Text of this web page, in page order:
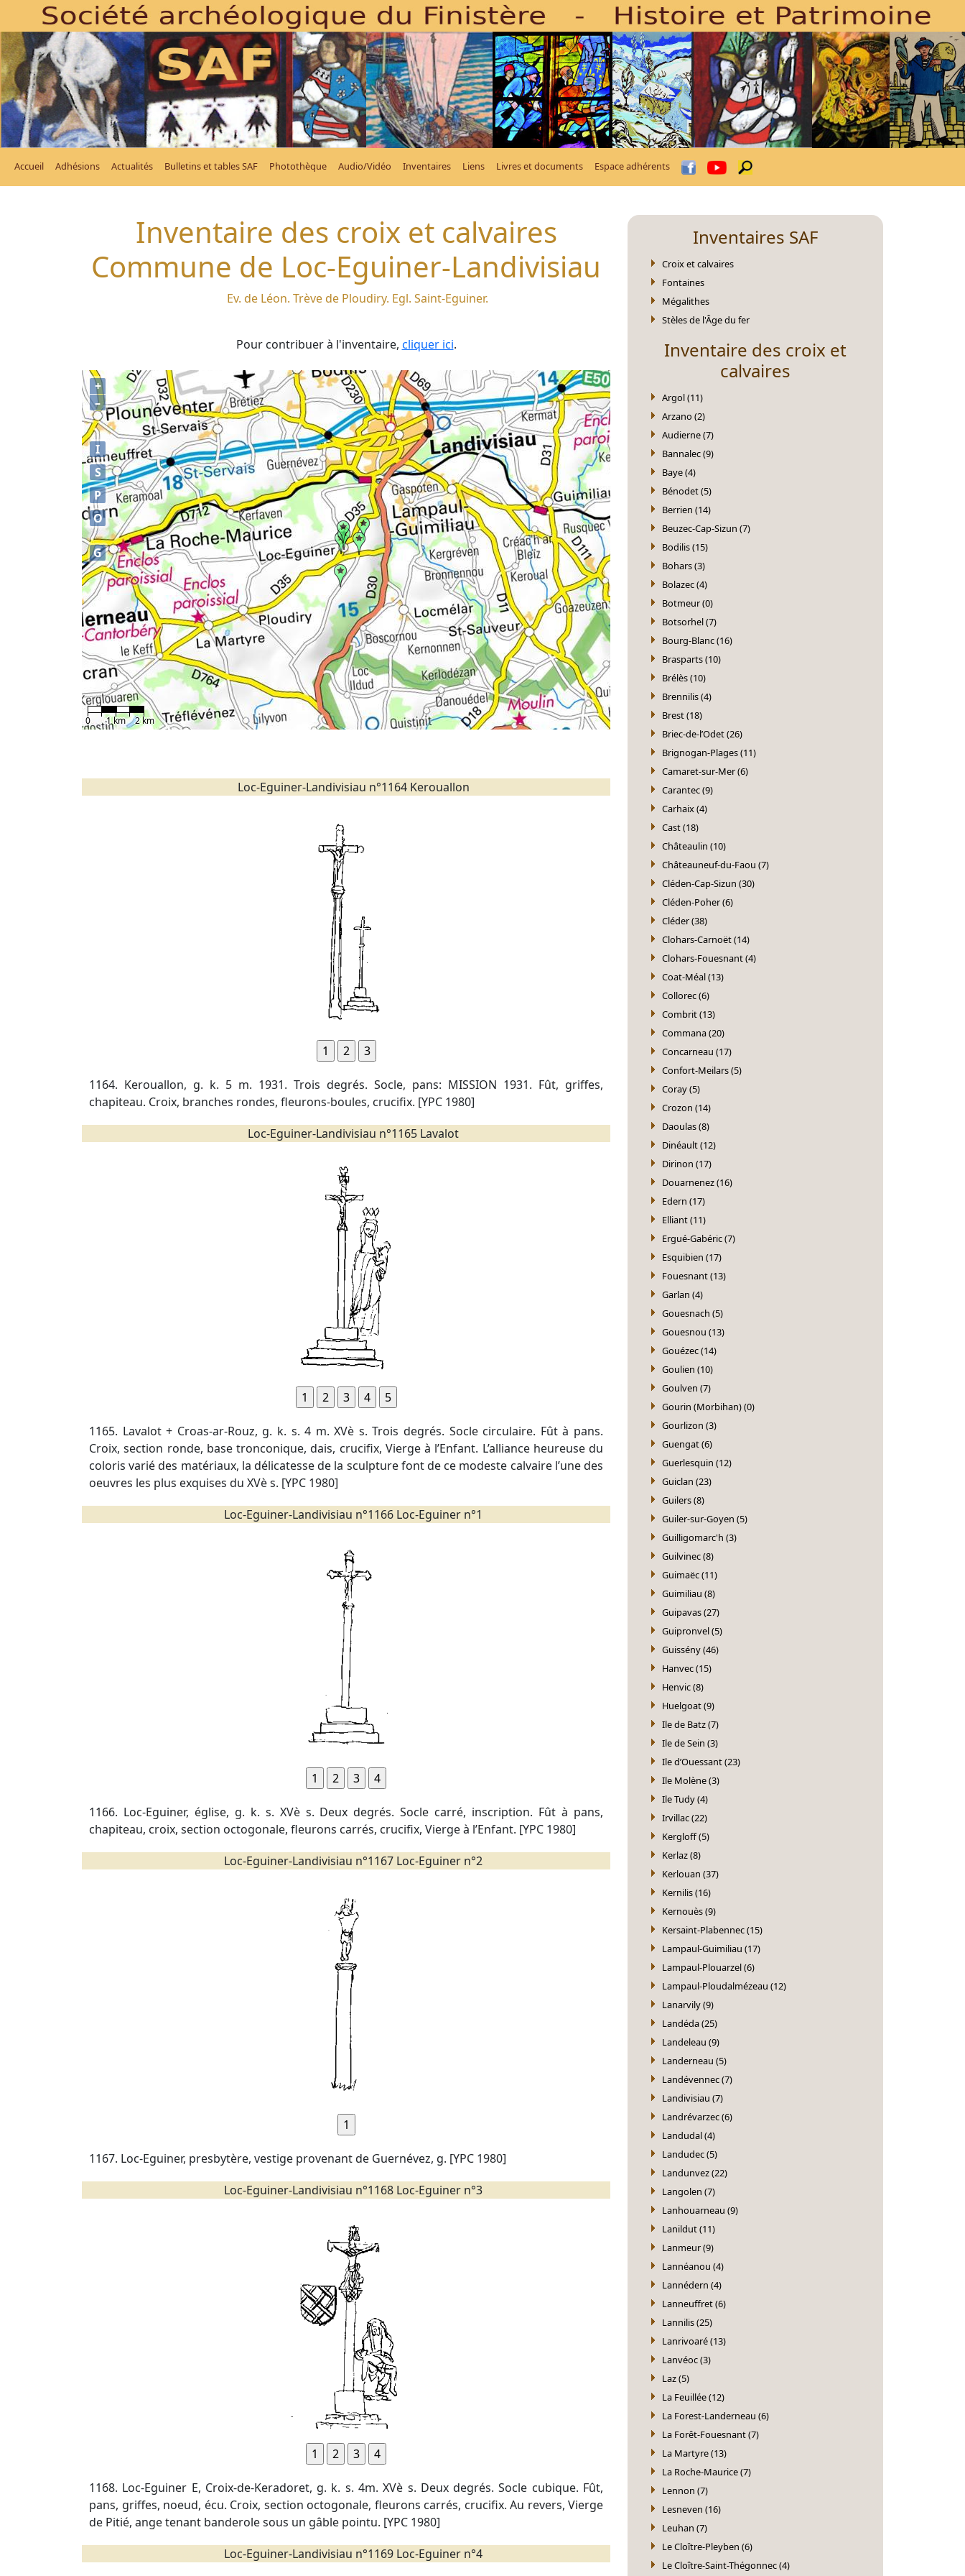
Accueil Adhésions Actualités Bulletins et tables SAF Photothèque Audio/Vidéo Inventaires Liens Livres et documents Espace adhérents
Inventaire des croix et calvaires
Commune de Loc-Eguiner-Landivisiau
Ev. de Léon. Trève de Ploudiry. Egl. Saint-Eguiner.
Pour contribuer à l'inventaire, cliquer ici.
+
–
0 1 km 2 km
I
S
P
O
G
Loc-Eguiner-Landivisiau n°1164 Kerouallon
1164. Kerouallon, g. k. 5 m. 1931. Trois degrés. Socle, pans: MISSION 1931. Fût, griffes,
chapiteau. Croix, branches rondes, fleurons-boules, crucifix. [YPC 1980]
Loc-Eguiner-Landivisiau n°1165 Lavalot
1165. Lavalot + Croas-ar-Rouz, g. k. s. 4 m. XVè s. Trois degrés. Socle circulaire. Fût à pans.
Croix, section ronde, base tronconique, dais, crucifix, Vierge à l’Enfant. L’alliance heureuse du
coloris varié des matériaux, la délicatesse de la sculpture font de ce modeste calvaire l’une des
oeuvres les plus exquises du XVè s. [YPC 1980]
Loc-Eguiner-Landivisiau n°1166 Loc-Eguiner n°1
1166. Loc-Eguiner, église, g. k. s. XVè s. Deux degrés. Socle carré, inscription. Fût à pans,
chapiteau, croix, section octogonale, fleurons carrés, crucifix, Vierge à l’Enfant. [YPC 1980]
Loc-Eguiner-Landivisiau n°1167 Loc-Eguiner n°2
1167. Loc-Eguiner, presbytère, vestige provenant de Guernévez, g. [YPC 1980]
Loc-Eguiner-Landivisiau n°1168 Loc-Eguiner n°3
1168. Loc-Eguiner E, Croix-de-Keradoret, g. k. s. 4m. XVè s. Deux degrés. Socle cubique. Fût,
pans, griffes, noeud, écu. Croix, section octogonale, fleurons carrés, crucifix. Au revers, Vierge
de Pitié, ange tenant banderole sous un gâble pointu. [YPC 1980]
Loc-Eguiner-Landivisiau n°1169 Loc-Eguiner n°4
Inventaires SAF
Croix et calvaires
Fontaines
Mégalithes
Stèles de l'Âge du fer
Inventaire des croix et
calvaires
Argol (11)
Arzano (2)
Audierne (7)
Bannalec (9)
Baye (4)
Bénodet (5)
Berrien (14)
Beuzec-Cap-Sizun (7)
Bodilis (15)
Bohars (3)
Bolazec (4)
Botmeur (0)
Botsorhel (7)
Bourg-Blanc (16)
Brasparts (10)
Brélès (10)
Brennilis (4)
Brest (18)
Briec-de-l’Odet (26)
Brignogan-Plages (11)
Camaret-sur-Mer (6)
Carantec (9)
Carhaix (4)
Cast (18)
Châteaulin (10)
Châteauneuf-du-Faou (7)
Cléden-Cap-Sizun (30)
Cléden-Poher (6)
Cléder (38)
Clohars-Carnoët (14)
Clohars-Fouesnant (4)
Coat-Méal (13)
Collorec (6)
Combrit (13)
Commana (20)
Concarneau (17)
Confort-Meilars (5)
Coray (5)
Crozon (14)
Daoulas (8)
Dinéault (12)
Dirinon (17)
Douarnenez (16)
Edern (17)
Elliant (11)
Ergué-Gabéric (7)
Esquibien (17)
Fouesnant (13)
Garlan (4)
Gouesnach (5)
Gouesnou (13)
Gouézec (14)
Goulien (10)
Goulven (7)
Gourin (Morbihan) (0)
Gourlizon (3)
Guengat (6)
Guerlesquin (12)
Guiclan (23)
Guilers (8)
Guiler-sur-Goyen (5)
Guilligomarc'h (3)
Guilvinec (8)
Guimaëc (11)
Guimiliau (8)
Guipavas (27)
Guipronvel (5)
Guissény (46)
Hanvec (15)
Henvic (8)
Huelgoat (9)
Ile de Batz (7)
Ile de Sein (3)
Ile d’Ouessant (23)
Ile Molène (3)
Ile Tudy (4)
Irvillac (22)
Kergloff (5)
Kerlaz (8)
Kerlouan (37)
Kernilis (16)
Kernouès (9)
Kersaint-Plabennec (15)
Lampaul-Guimiliau (17)
Lampaul-Plouarzel (6)
Lampaul-Ploudalmézeau (12)
Lanarvily (9)
Landéda (25)
Landeleau (9)
Landerneau (5)
Landévennec (7)
Landivisiau (7)
Landrévarzec (6)
Landudal (4)
Landudec (5)
Landunvez (22)
Langolen (7)
Lanhouarneau (9)
Lanildut (11)
Lanmeur (9)
Lannéanou (4)
Lannédern (4)
Lanneuffret (6)
Lannilis (25)
Lanrivoaré (13)
Lanvéoc (3)
Laz (5)
La Feuillée (12)
La Forest-Landerneau (6)
La Forêt-Fouesnant (7)
La Martyre (13)
La Roche-Maurice (7)
Lennon (7)
Lesneven (16)
Leuhan (7)
Le Cloître-Pleyben (6)
Le Cloître-Saint-Thégonnec (4)